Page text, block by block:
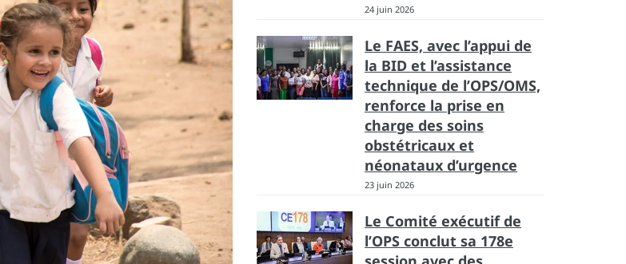
24 juin 2026
Le FAES, avec l’appui de
la BID et l’assistance
technique de l’OPS/OMS,
renforce la prise en
charge des soins
obstétricaux et
néonataux d’urgence
23 juin 2026
Le Comité exécutif de
l’OPS conclut sa 178e